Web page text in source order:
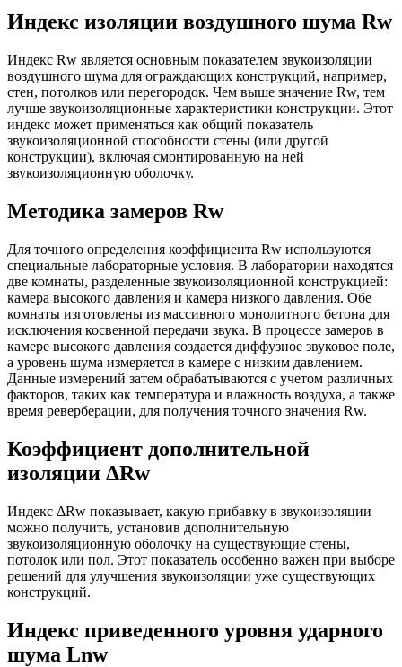
Индекс изоляции воздушного шума Rw
Индекс Rw является основным показателем звукоизоляции
воздушного шума для ограждающих конструкций, например,
стен, потолков или перегородок. Чем выше значение Rw, тем
лучше звукоизоляционные характеристики конструкции. Этот
индекс может применяться как общий показатель
звукоизоляционной способности стены (или другой
конструкции), включая смонтированную на ней
звукоизоляционную оболочку.
Методика замеров Rw
Для точного определения коэффициента Rw используются
специальные лабораторные условия. В лаборатории находятся
две комнаты, разделенные звукоизоляционной конструкцией:
камера высокого давления и камера низкого давления. Обе
комнаты изготовлены из массивного монолитного бетона для
исключения косвенной передачи звука. В процессе замеров в
камере высокого давления создается диффузное звуковое поле,
а уровень шума измеряется в камере с низким давлением.
Данные измерений затем обрабатываются с учетом различных
факторов, таких как температура и влажность воздуха, а также
время реверберации, для получения точного значения Rw.
Коэффициент дополнительной
изоляции ΔRw
Индекс ΔRw показывает, какую прибавку в звукоизоляции
можно получить, установив дополнительную
звукоизоляционную оболочку на существующие стены,
потолок или пол. Этот показатель особенно важен при выборе
решений для улучшения звукоизоляции уже существующих
конструкций.
Индекс приведенного уровня ударного
шума Lnw